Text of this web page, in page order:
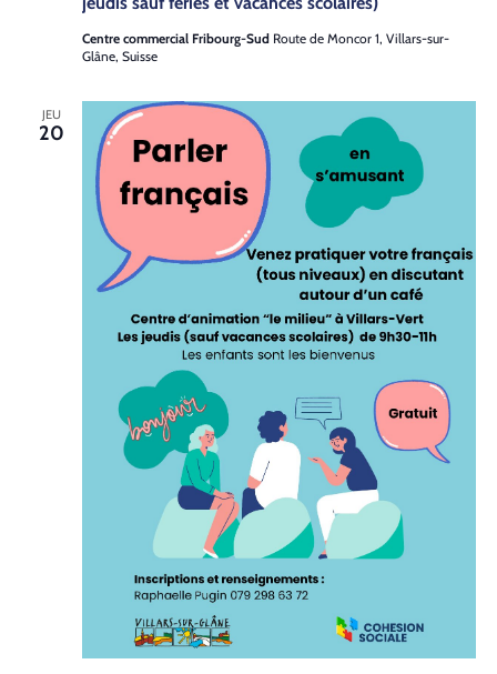
Centre commercial Fribourg-Sud Route de Moncor 1, Villars-sur-
Glâne, Suisse
JEU
20